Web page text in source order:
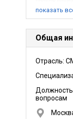
(МСФО).
нормативно-
авторского
товарные
знаков;
рамках
показать
Общая
Отрасль:
вопросам